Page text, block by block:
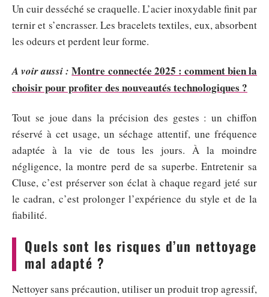
Un cuir desséché se craquelle. L’acier inoxydable finit par
ternir et s’encrasser. Les bracelets textiles, eux, absorbent
les odeurs et perdent leur forme.
A voir aussi : Montre connectée 2025 : comment bien la
choisir pour profiter des nouveautés technologiques ?
Tout se joue dans la précision des gestes : un chiffon
réservé à cet usage, un séchage attentif, une fréquence
adaptée à la vie de tous les jours. À la moindre
négligence, la montre perd de sa superbe. Entretenir sa
Cluse, c’est préserver son éclat à chaque regard jeté sur
le cadran, c’est prolonger l’expérience du style et de la
fiabilité.
Quels sont les risques d’un nettoyage
mal adapté ?
Nettoyer sans précaution, utiliser un produit trop agressif,